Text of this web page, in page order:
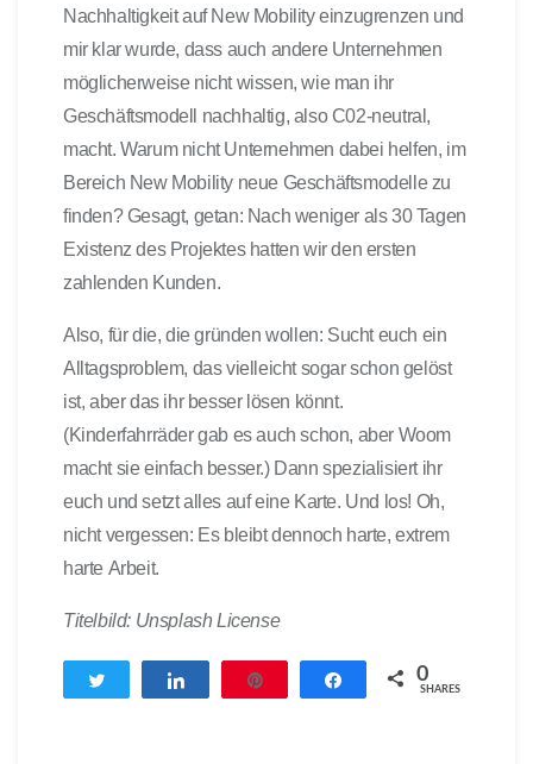
Nachhaltigkeit auf New Mobility einzugrenzen und
mir klar wurde, dass auch andere Unternehmen
möglicherweise nicht wissen, wie man ihr
Geschäftsmodell nachhaltig, also C02-neutral,
macht. Warum nicht Unternehmen dabei helfen, im
Bereich New Mobility neue Geschäftsmodelle zu
finden? Gesagt, getan: Nach weniger als 30 Tagen
Existenz des Projektes hatten wir den ersten
zahlenden Kunden.
Also, für die, die gründen wollen: Sucht euch ein
Alltagsproblem, das vielleicht sogar schon gelöst
ist, aber das ihr besser lösen könnt.
(Kinderfahrräder gab es auch schon, aber Woom
macht sie einfach besser.) Dann spezialisiert ihr
euch und setzt alles auf eine Karte. Und los! Oh,
nicht vergessen: Es bleibt dennoch harte, extrem
harte Arbeit.
Titelbild: Unsplash License
Twittern Teilen 0
SHARES